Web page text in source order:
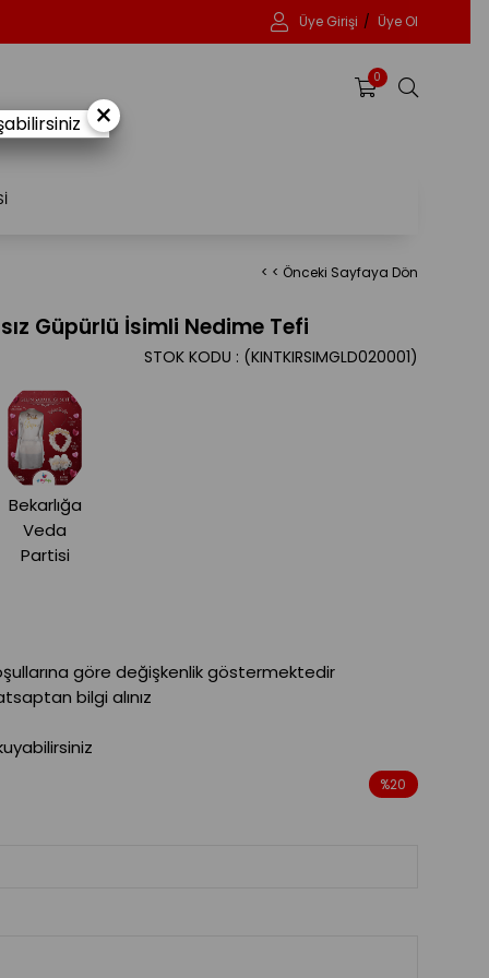
Üye Girişi Üye Ol
0
< < Önceki Sayfaya Dön
Güpürlü İsimli Nedime Tefi
(KINTKIRSIMGLD020001)
STOK KODU
Bekarlığa
Veda
Partisi
göre değişkenlik göstermektedir
bilgi alınız
%20
×